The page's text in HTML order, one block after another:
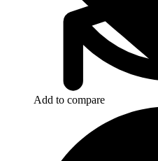
Add to compare